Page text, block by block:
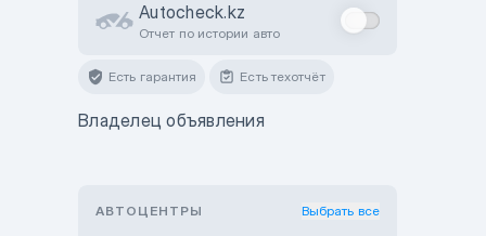
Autocheck.kz
Отчет по истории авто
Есть гарантия Есть техотчёт
Владелец объявления
АВТОЦЕНТРЫ Выбрать все